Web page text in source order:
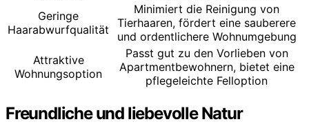
Geringe
Haarabwurfqualität
Minimiert die Reinigung von
Tierhaaren, fördert eine sauberere
und ordentlichere Wohnumgebung
Attraktive
Wohnungsoption
Passt gut zu den Vorlieben von
Apartmentbewohnern, bietet eine
pflegeleichte Felloption
Freundliche und liebevolle Natur